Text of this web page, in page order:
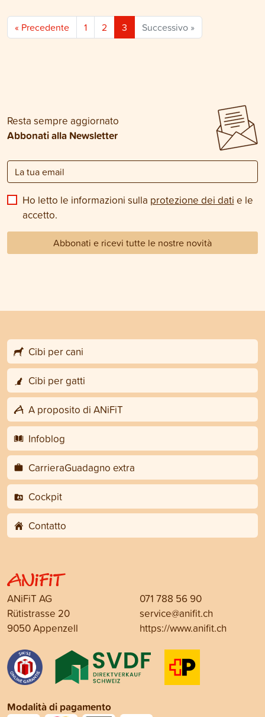
« Precedente 1 2 3 Successivo »
Resta sempre aggiornato
Abbonati alla Newsletter
Ho letto le informazioni sulla protezione dei dati e le
accetto.
Abbonati e ricevi tutte le nostre novità
Cibi per cani
Cibi per gatti
A proposito di ANiFiT
Infoblog
CarrieraGuadagno extra
Cockpit
Contatto
ANiFiT AG
Rütistrasse 20
9050 Appenzell
071 788 56 90
service@anifit.ch
https://www.anifit.ch
Modalità di pagamento